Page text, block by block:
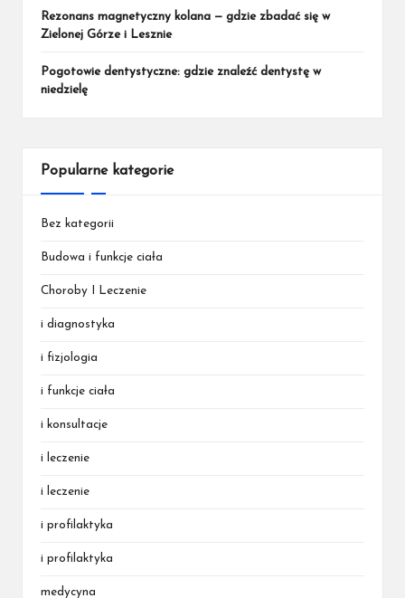
Rezonans magnetyczny kolana — gdzie zbadać się w
Zielonej Górze i Lesznie
Pogotowie dentystyczne: gdzie znaleźć dentystę w
niedzielę
Popularne kategorie
Bez kategorii
Budowa i funkcje ciała
Choroby I Leczenie
i diagnostyka
i fizjologia
i funkcje ciała
i konsultacje
i leczenie
i leczenie
i profilaktyka
i profilaktyka
medycyna